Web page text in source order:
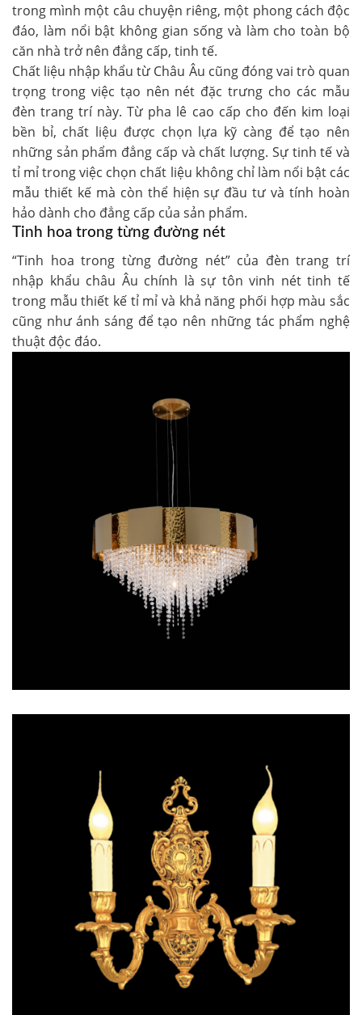
trong mình một câu chuyện riêng, một phong cách độc
đáo, làm nổi bật không gian sống và làm cho toàn bộ
căn nhà trở nên đẳng cấp, tinh tế.
Chất liệu nhập khẩu từ Châu Âu cũng đóng vai trò quan
trọng trong việc tạo nên nét đặc trưng cho các mẫu
đèn trang trí này. Từ pha lê cao cấp cho đến kim loại
bền bỉ, chất liệu được chọn lựa kỹ càng để tạo nên
những sản phẩm đẳng cấp và chất lượng. Sự tinh tế và
tỉ mỉ trong việc chọn chất liệu không chỉ làm nổi bật các
mẫu thiết kế mà còn thể hiện sự đầu tư và tính hoàn
hảo dành cho đẳng cấp của sản phẩm.
Tinh hoa trong từng đường nét
“Tinh hoa trong từng đường nét” của đèn trang trí
nhập khẩu châu Âu chính là sự tôn vinh nét tinh tế
trong mẫu thiết kế tỉ mỉ và khả năng phối hợp màu sắc
cũng như ánh sáng để tạo nên những tác phẩm nghệ
thuật độc đáo.